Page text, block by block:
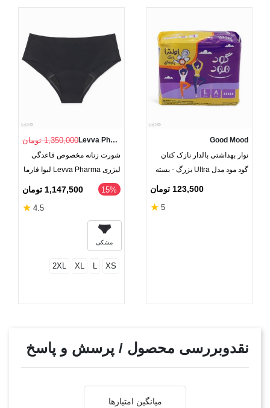
Good Mood
نوار بهداشتی بالدار نازک کتان
گود مود مدل Ultra بزرگ - بسته
123,500 تومان
5
★
Levva Pharma 1,350,000 تومان
شورت زنانه مخصوص قاعدگی
لیزری Levva Pharma لیوا فارما
‎15% 1,147,500 تومان
4.5
★
مشکی
XS
L
XL
2XL
نقدوبررسی محصول / پرسش و پاسخ
میانگین امتیازها